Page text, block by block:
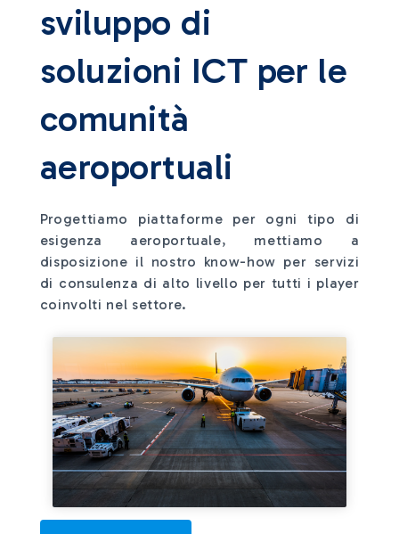
sviluppo di
soluzioni ICT per le
comunità
aeroportuali
Progettiamo piattaforme per ogni tipo di
esigenza aeroportuale, mettiamo a
disposizione il nostro know-how per servizi
di consulenza di alto livello per tutti i player
coinvolti nel settore.